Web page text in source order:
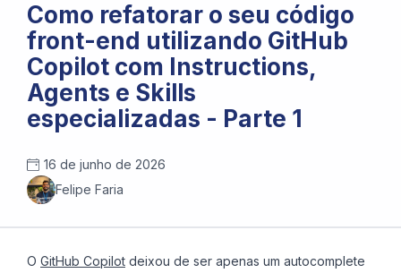
Como refatorar o seu código
front-end utilizando GitHub
Copilot com Instructions,
Agents e Skills
especializadas - Parte 1
16 de junho de 2026
Felipe Faria
O GitHub Copilot deixou de ser apenas um autocomplete